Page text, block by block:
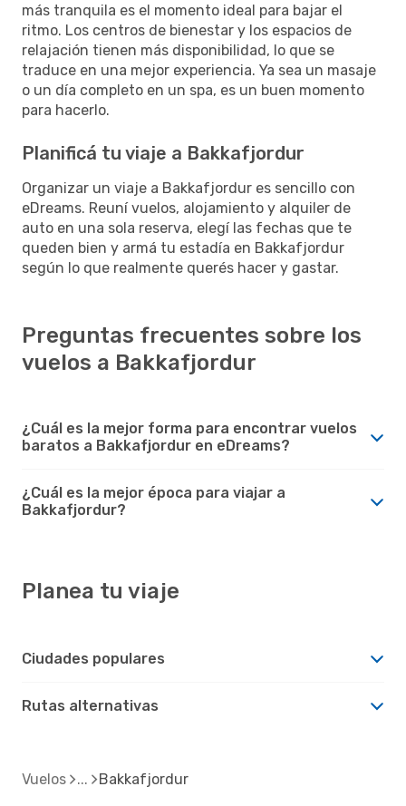
más tranquila es el momento ideal para bajar el
ritmo. Los centros de bienestar y los espacios de
relajación tienen más disponibilidad, lo que se
traduce en una mejor experiencia. Ya sea un masaje
o un día completo en un spa, es un buen momento
para hacerlo.
Planificá tu viaje a Bakkafjordur
Organizar un viaje a Bakkafjordur es sencillo con
eDreams. Reuní vuelos, alojamiento y alquiler de
auto en una sola reserva, elegí las fechas que te
queden bien y armá tu estadía en Bakkafjordur
según lo que realmente querés hacer y gastar.
Preguntas frecuentes sobre los
vuelos a Bakkafjordur
¿Cuál es la mejor forma para encontrar vuelos
baratos a Bakkafjordur en eDreams?
¿Cuál es la mejor época para viajar a
Bakkafjordur?
Planea tu viaje
Ciudades populares
Rutas alternativas
Vuelos Bakkafjordur